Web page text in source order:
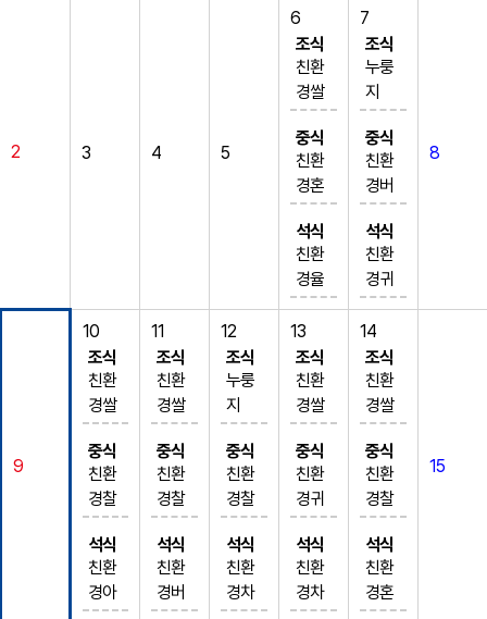
2 3 4 5
6
조식
친환
경쌀
밥
소고
기무
국 (5.
돼지
갈비
찜 (5.
6.10.1
3)
크런
치생
선까
스 (1.
5.6.1
3)
배추
김치
(9)
사과
중식
친환
경혼
합잡
곡밥
(5)
유부
장국
(5.6)
청경
채나
물무
6)
제육
불고
기 (5.
6.10.1
3)
꿀갈
석식
친환
경율
무밥
돈갈
비김
치찌
개 (5.
6.9.1
0)
야채
달걀
5.6)
짜장
닭볶
7
조식
누룽
지
친환
경쌀
밥
달걀
부국
(1.5.
6)
고등
어무
조림
(5.6.
7)
단짠
떡갈
비 (2.
5.6.1
0.15.1
6.18)
배추
중식
친환
경버
섯카
로틴
밥
미역
국 (5.
6)
꼬막
채소
무침
3.18)
스윗
소코
순살
치킨
(1.2.
5.6.1
석식
친환
경귀
리밥
닭개
장 (5.
6.15)
돼지
사태
단호
박찜
(5.6.1
대파
해물
전 (1.
8
9
10
조식
친환
경쌀
밥
파송
송달
걀국
6)
아몬
드미
중식
친환
경찰
기장
밥
맑은
콩나
석식
친환
경아
11
조식
친환
경쌀
밥
돈육
순두
부찌
6.10)
새송
이볼
중식
친환
경찰
보리
밥
참치
찌개
석식
친환
경버
12
조식
누룽
지
친환
경쌀
밥
우렁
찌개
(5.6)
제육
중식
친환
경찰
현미
밥
애호
박고
석식
친환
경차
13
조식
친환
경쌀
밥
건새
우미
역국
닭바
베큐
조림
중식
친환
경귀
리밥
양송
이크
림수
석식
친환
경차
14
조식
친환
경쌀
밥
버섯
고기
무국
햄감
자채
볶음
중식
친환
경찰
흑미
밥
오색
만둣
석식
친환
경혼
15